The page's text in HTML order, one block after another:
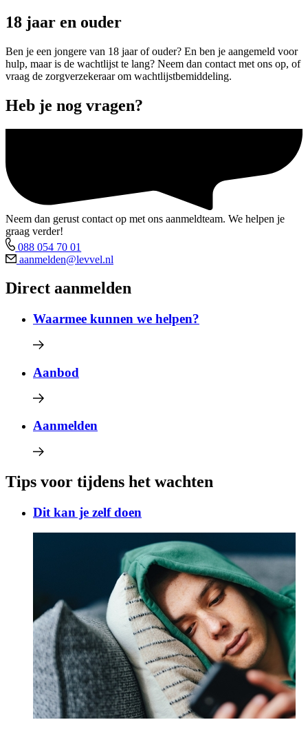
18 jaar en ouder
Ben je een jongere van 18 jaar of ouder? En ben je aangemeld voor
hulp, maar is de wachtlijst te lang? Neem dan contact met ons op, of
vraag de zorgverzekeraar om wachtlijstbemiddeling.
Heb je nog vragen?
Neem dan gerust contact op met ons aanmeldteam. We helpen je
graag verder!
088 054 70 01
aanmelden@levvel.nl
Direct aanmelden
Waarmee kunnen we helpen?
Aanbod
Aanmelden
Tips voor tijdens het wachten
Dit kan je zelf doen